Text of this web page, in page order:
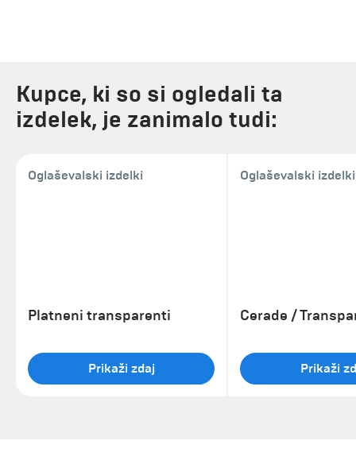
Kupce, ki so si ogledali ta
izdelek, je zanimalo tudi:
Oglaševalski izdelki
Platneni transparenti
Prikaži zdaj
Oglaševalski izdelki
Cerade /
Prikaži